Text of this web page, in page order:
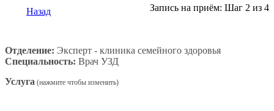
Назад Запись на приём: Шаг 2 из 4
Отделение: Эксперт - клиника семейного здоровья
Специальность: Врач УЗД
Услуга